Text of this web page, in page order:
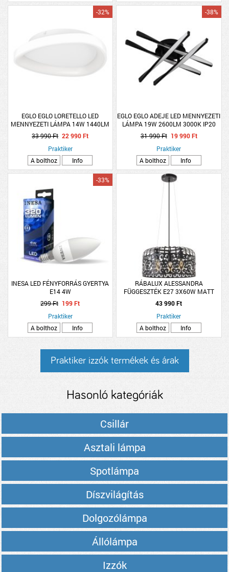
EGLO EGLO LORETELLO LED
MENNYEZETI LÁMPA 14W 1440LM
2700K-6500K IP20 36CM FEHÉR
-32%
33 990 Ft 22 990 Ft
Praktiker
A bolthoz
Info
EGLO EGLO ADEJE LED MENNYEZETI
LÁMPA 19W 2600LM 3000K IP20
43,5X43,5CM FEKETE-FEHÉR
-38%
31 990 Ft 19 990 Ft
Praktiker
A bolthoz
Info
INESA LED FÉNYFORRÁS GYERTYA
E14 4W
-33%
299 Ft 199 Ft
Praktiker
A bolthoz
Info
RÁBALUX ALESSANDRA
FÜGGESZTÉK E27 3X60W MATT
FEKETE
43 990 Ft
Praktiker
A bolthoz
Info
Praktiker izzók termékek és árak
Hasonló kategóriák
Csillár
Asztali lámpa
Spotlámpa
Díszvilágítás
Dolgozólámpa
Állólámpa
Izzók